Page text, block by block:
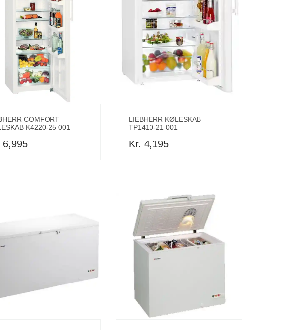
COMFORT
K4220-25 001
6,995
LIEBHERR KØLESKAB
TP1410-21 001
Kr. 4,195